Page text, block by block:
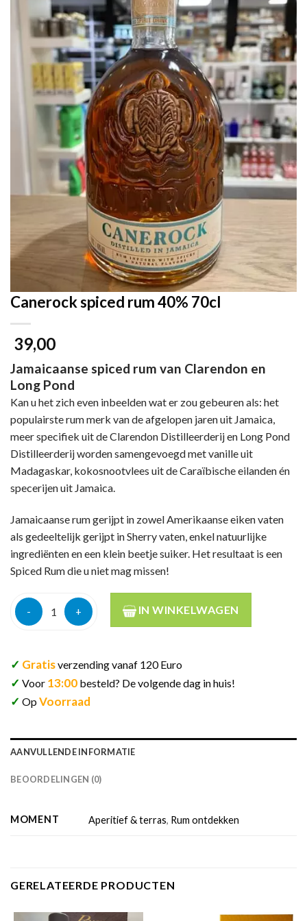
Canerock spiced rum 40% 70cl
39,00
Jamaicaanse spiced rum van Clarendon en
Long Pond
Kan u het zich even inbeelden wat er zou gebeuren als: het
populairste rum merk van de afgelopen jaren uit Jamaica,
meer specifiek uit de Clarendon Distilleerderij en Long Pond
Distilleerderij worden samengevoegd met vanille uit
Madagaskar, kokosnootvlees uit de Caraïbische eilanden én
specerijen uit Jamaica.
Jamaicaanse rum gerijpt in zowel Amerikaanse eiken vaten
als gedeeltelijk gerijpt in Sherry vaten, enkel natuurlijke
ingrediënten en een klein beetje suiker. Het resultaat is een
Spiced Rum die u niet mag missen!
Canerock spiced rum 40% 70cl aantalIN WINKELWAGEN
✓ Gratisverzending vanaf 120 Euro
✓ Voor 13:00 besteld? De volgende dag in huis!
✓ OpVoorraad
AANVULLENDE INFORMATIE
BEOORDELINGEN (0)
MOMENT Aperitief & terras, Rum ontdekken
GERELATEERDE PRODUCTEN